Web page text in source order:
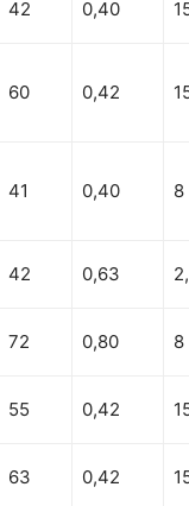
42 0,40
60 0,42
41 0,40 8
42 0,63
72 0,80 8
55 0,42
63 0,42